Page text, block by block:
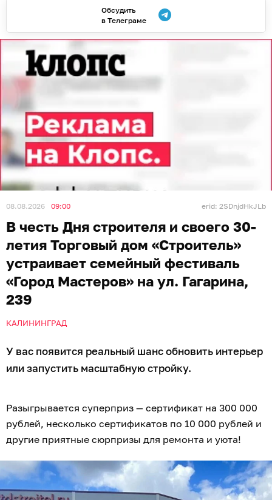
Обсудить
в Телеграме
08.08.2026 09:00 erid: 2SDnjdHkJLb
В честь Дня строителя и своего 30-
летия Торговый дом «Строитель»
устраивает семейный фестиваль
«Город Мастеров» на ул. Гагарина,
239
КАЛИНИНГРАД
У вас появится реальный шанс обновить интерьер
или запустить масштабную стройку.
Разыгрывается суперприз — сертификат на 300 000
рублей, несколько сертификатов по 10 000 рублей и
другие приятные сюрпризы для ремонта и уюта!